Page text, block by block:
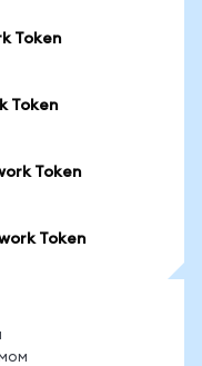
Token
Token
Token
Token